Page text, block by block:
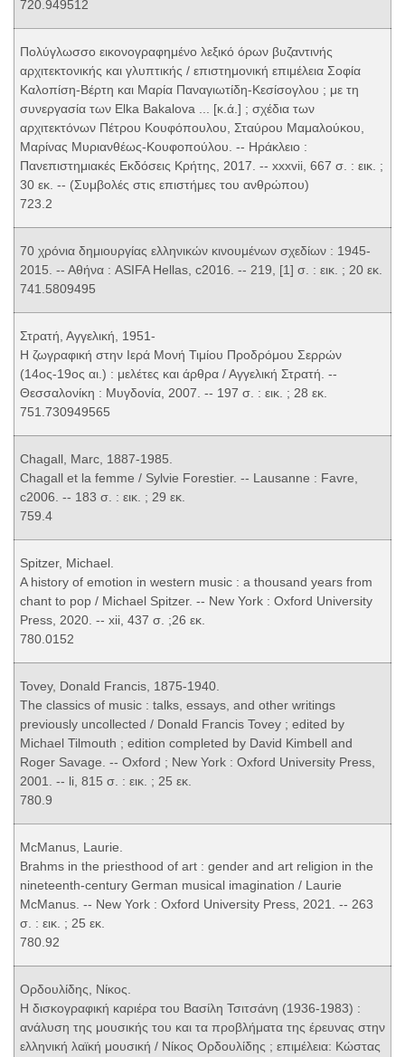
720.949512
Πολύγλωσσο εικονογραφημένο λεξικό όρων βυζαντινής
αρχιτεκτονικής και γλυπτικής / επιστημονική επιμέλεια Σοφία
Καλοπίση-Βέρτη και Μαρία Παναγιωτίδη-Κεσίσογλου ; με τη
συνεργασία των Elka Bakalova ... [κ.ά.] ; σχέδια των
αρχιτεκτόνων Πέτρου Κουφόπουλου, Σταύρου Μαμαλούκου,
Μαρίνας Μυριανθέως-Κουφοπούλου. -- Ηράκλειο :
Πανεπιστημιακές Εκδόσεις Κρήτης, 2017. -- xxxvii, 667 σ. : εικ. ;
30 εκ. -- (Συμβολές στις επιστήμες του ανθρώπου)
723.2
70 χρόνια δημιουργίας ελληνικών κινουμένων σχεδίων : 1945-
2015. -- Αθήνα : ASIFA Hellas, c2016. -- 219, [1] σ. : εικ. ; 20 εκ.
741.5809495
Στρατή, Αγγελική, 1951-
Η ζωγραφική στην Ιερά Μονή Τιμίου Προδρόμου Σερρών
(14ος-19ος αι.) : μελέτες και άρθρα / Αγγελική Στρατή. --
Θεσσαλονίκη : Μυγδονία, 2007. -- 197 σ. : εικ. ; 28 εκ.
751.730949565
Chagall, Marc, 1887-1985.
Chagall et la femme / Sylvie Forestier. -- Lausanne : Favre,
c2006. -- 183 σ. : εικ. ; 29 εκ.
759.4
Spitzer, Michael.
A history of emotion in western music : a thousand years from
chant to pop / Michael Spitzer. -- New York : Oxford University
Press, 2020. -- xii, 437 σ. ;26 εκ.
780.0152
Tovey, Donald Francis, 1875-1940.
The classics of music : talks, essays, and other writings
previously uncollected / Donald Francis Tovey ; edited by
Michael Tilmouth ; edition completed by David Kimbell and
Roger Savage. -- Oxford ; New York : Oxford University Press,
2001. -- li, 815 σ. : εικ. ; 25 εκ.
780.9
McManus, Laurie.
Brahms in the priesthood of art : gender and art religion in the
nineteenth-century German musical imagination / Laurie
McManus. -- New York : Oxford University Press, 2021. -- 263
σ. : εικ. ; 25 εκ.
780.92
Ορδουλίδης, Νίκος.
Η δισκογραφική καριέρα του Βασίλη Τσιτσάνη (1936-1983) :
ανάλυση της μουσικής του και τα προβλήματα της έρευνας στην
ελληνική λαϊκή μουσική / Νίκος Ορδουλίδης ; επιμέλεια: Κώστας